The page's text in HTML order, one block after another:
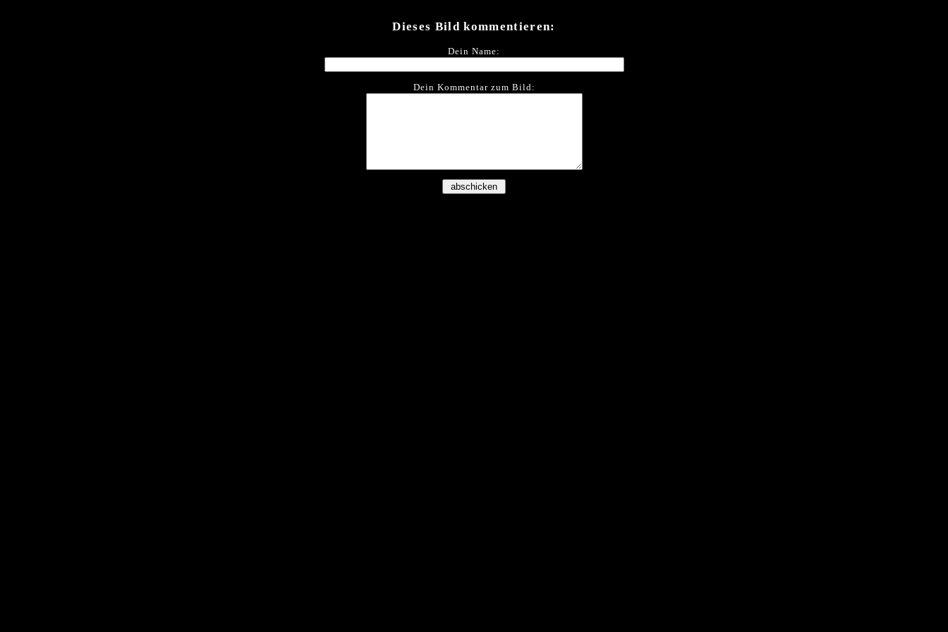
Dieses Bild kommentieren:
Dein Name:
Dein Kommentar zum Bild: